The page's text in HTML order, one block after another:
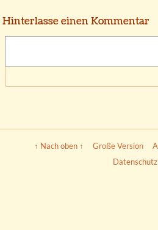
Hinterlasse einen Kommentar
↑ Nach oben ↑ Große Version
Datenschutz